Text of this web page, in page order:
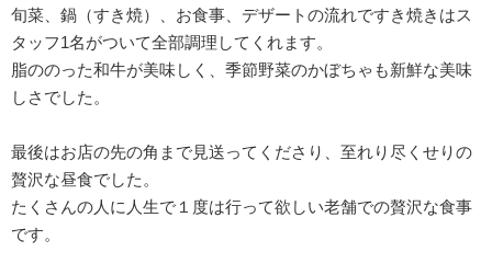
旬菜、鍋（すき焼）、お食事、デザートの流れですき焼きはス
タッフ1名がついて全部調理してくれます。
脂ののった和牛が美味しく、季節野菜のかぼちゃも新鮮な美味
しさでした。
最後はお店の先の角まで見送ってくださり、至れり尽くせりの
贅沢な昼食でした。
たくさんの人に人生で１度は行って欲しい老舗での贅沢な食事
です。